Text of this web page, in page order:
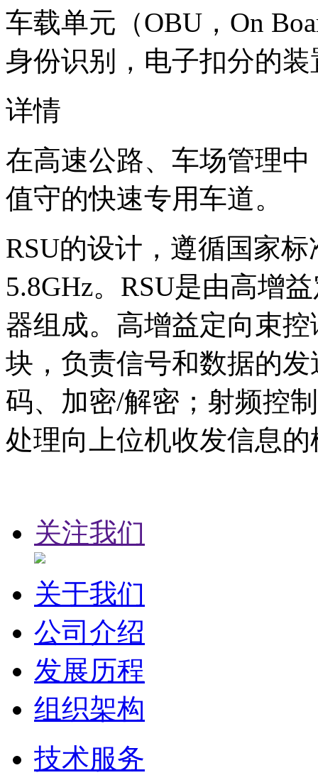
车载单元（OBU，On
身份识别，电子扣分的装
详情
在高速公路、车场管理
值守的快速专用车道。
RSU的设计，遵循国家
5.8GHz。RSU是由高增
器组成。高增益定向束
块，负责信号和数据的
码、加密/解密；射频控
处理向上位机收发信息的
关注我们
关于我们
公司介绍
发展历程
组织架构
技术服务